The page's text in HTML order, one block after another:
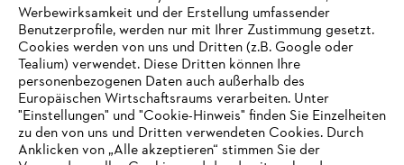
Unternehmen
Häufig gestellte Fragen
Werbewirksamkeit und der Erstellung umfassender
Benutzerprofile, werden nur mit Ihrer Zustimmung gesetzt.
Cookies werden von uns und Dritten (z.B. Google oder
Tealium) verwendet. Diese Dritten können Ihre
personenbezogenen Daten auch außerhalb des
Europäischen Wirtschaftsraums verarbeiten. Unter
"Einstellungen" und "Cookie-Hinweis" finden Sie Einzelheiten
zu den von uns und Dritten verwendeten Cookies. Durch
Anklicken von „Alle akzeptieren“ stimmen Sie der